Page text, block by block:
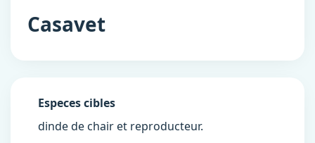
Casavet
Especes cibles
dinde de chair et reproducteur.